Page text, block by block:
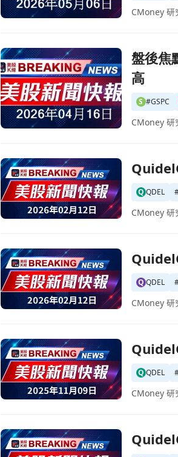
CMoney 研
前往盤後焦點：CareDx股價飆逾8%售
盤後焦
高
S #GSPC
CMoney 研
前往QuidelOrtho 2026 年營收目標達到
QQDEL
CMoney 研
前往QuidelOrtho Q4財報亮眼卻發出
QQDEL
CMoney 研
前往QuidelOrtho (QDEL) 股價大幅下滑
QQDEL
CMoney 研
前往QuidelOrtho調整中國成長預期至中